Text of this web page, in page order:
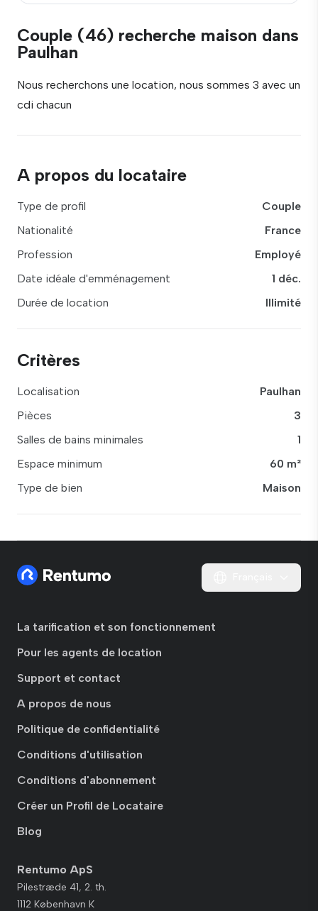
Couple (46) recherche maison dans
Paulhan
Nous recherchons une location, nous sommes 3 avec un
cdi chacun
A propos du locataire
Type de profil
Couple
Nationalité
France
Profession
Employé
Date idéale d'emménagement
1 déc.
Durée de location
Illimité
Critères
Localisation
Paulhan
Pièces
3
Salles de bains minimales
1
Espace minimum
60 m²
Type de bien
Maison
La tarification et son fonctionnement
Pour les agents de location
Support et contact
A propos de nous
Politique de confidentialité
Conditions d'utilisation
Conditions d'abonnement
Créer un Profil de Locataire
Blog
Rentumo ApS
Pilestræde 41, 2. th.
1112 København K